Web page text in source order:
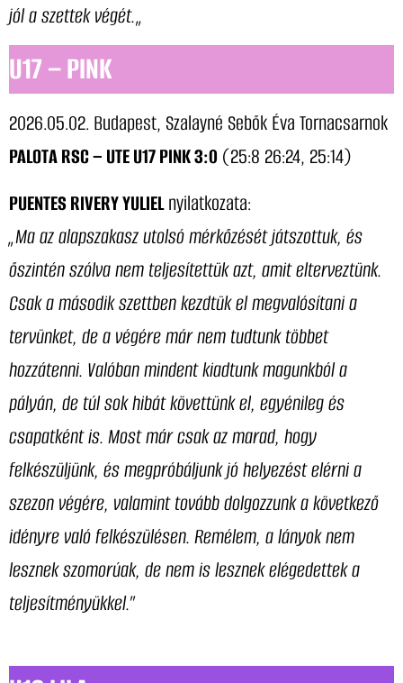
jól a szettek végét.„
U17 – PINK
2026.05.02. Budapest, Szalayné Sebők Éva Tornacsarnok
PALOTA RSC – UTE U17 PINK 3:0 (25:8 26:24, 25:14)
PUENTES RIVERY YULIELnyilatkozata:
„Ma az alapszakasz utolsó mérkőzését játszottuk, és
őszintén szólva nem teljesítettük azt, amit elterveztünk.
Csak a második szettben kezdtük el megvalósítani a
tervünket, de a végére már nem tudtunk többet
hozzátenni. Valóban mindent kiadtunk magunkból a
pályán, de túl sok hibát követtünk el, egyénileg és
csapatként is. Most már csak az marad, hogy
felkészüljünk, és megpróbáljunk jó helyezést elérni a
szezon végére, valamint tovább dolgozzunk a következő
idényre való felkészülésen. Remélem, a lányok nem
lesznek szomorúak, de nem is lesznek elégedettek a
teljesítményükkel.”